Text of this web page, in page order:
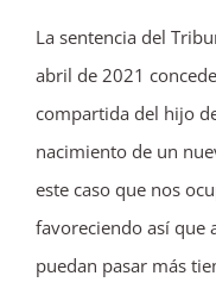
La sentencia del
abril de 2021
compartida del hijo
nacimiento de un
este caso que nos
favoreciendo así que
puedan pasar más